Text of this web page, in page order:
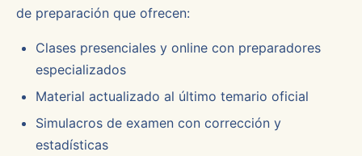
de preparación que ofrecen:
Clases presenciales y online con preparadores
especializados
Material actualizado al último temario oficial
Simulacros de examen con corrección y
estadísticas